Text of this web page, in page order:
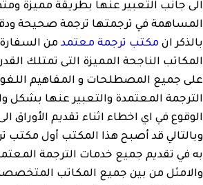
الى جانب التعبير عنها بطريقة مميزة
المساهمة في ترجمتها ترجمة صحيحة
بالذكر ان مكتب ترجمة معتمد من السفارة
المكاتب الناجحة المميزة التى تمتلك
على جميع المصطلحات و المفاهيم
الترجمة المعتمدة والتعبير عنها بشكل
الوقوع في اي اخطاء اثناء تقديم الأوراق
وبالتالي قد أصبح هذا المكتب أول مكتب
به في تقديم جميع خدمات الترجمة
والامثل من بين جميع المكاتب